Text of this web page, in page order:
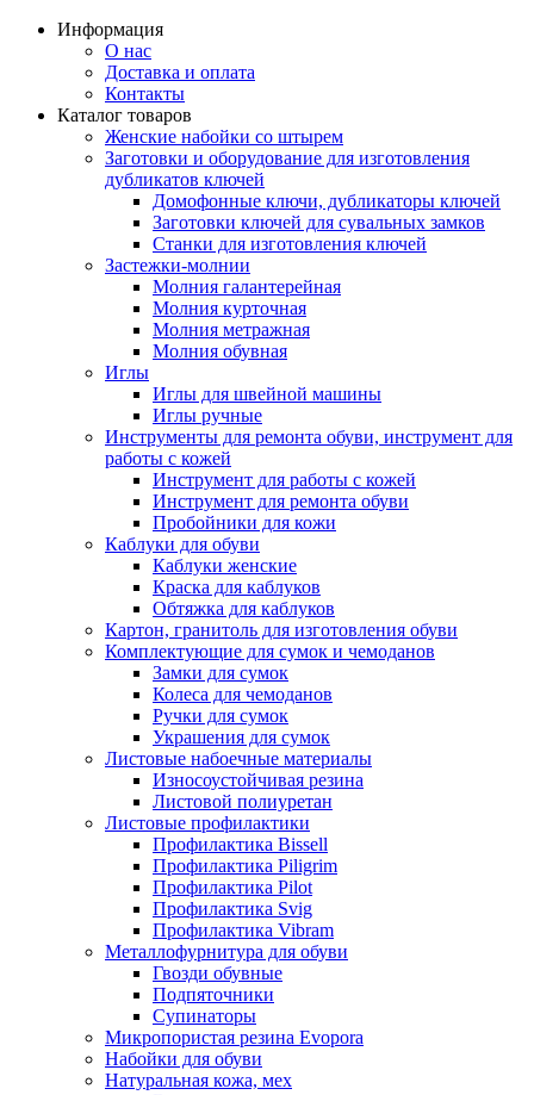
Информация
О нас
Доставка и оплата
Контакты
Каталог товаров
Женские набойки со штырем
Заготовки и оборудование для изготовления
дубликатов ключей
Домофонные ключи, дубликаторы ключей
Заготовки ключей для сувальных замков
Станки для изготовления ключей
Застежки-молнии
Молния галантерейная
Молния курточная
Молния метражная
Молния обувная
Иглы
Иглы для швейной машины
Иглы ручные
Инструменты для ремонта обуви, инструмент для
работы с кожей
Инструмент для работы с кожей
Инструмент для ремонта обуви
Пробойники для кожи
Каблуки для обуви
Каблуки женские
Краска для каблуков
Обтяжка для каблуков
Картон, гранитоль для изготовления обуви
Комплектующие для сумок и чемоданов
Замки для сумок
Колеса для чемоданов
Ручки для сумок
Украшения для сумок
Листовые набоечные материалы
Износоустойчивая резина
Листовой полиуретан
Листовые профилактики
Профилактика Bissell
Профилактика Piligrim
Профилактика Pilot
Профилактика Svig
Профилактика Vibram
Металлофурнитура для обуви
Гвозди обувные
Подпяточники
Супинаторы
Микропористая резина Evopora
Набойки для обуви
Натуральная кожа, мех